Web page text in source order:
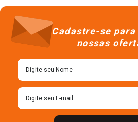
Cadastre-se
nossas